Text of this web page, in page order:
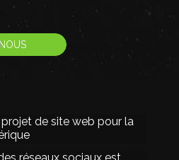
de site web pour la